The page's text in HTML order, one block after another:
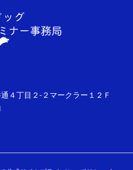
４丁目２-２マークラー１２Ｆ